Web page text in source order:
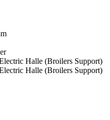
Halle (Broilers Support)
Halle (Broilers Support)